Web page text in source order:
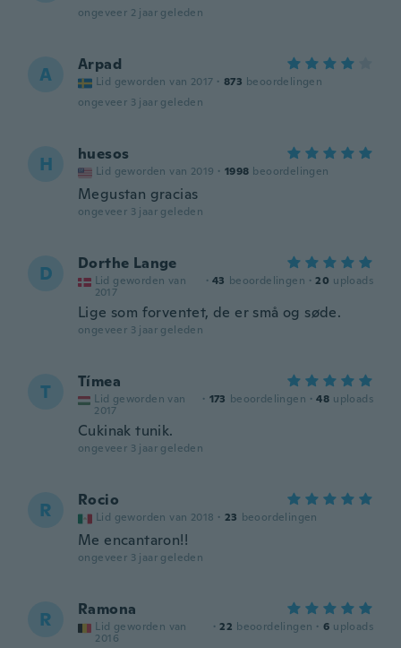
ongeveer 2 jaar geleden
A Arpad
Lid geworden van 2017 · 873 beoordelingen
ongeveer 3 jaar geleden
H huesos
Lid geworden van 2019 · 1998 beoordelingen
Megustan gracias
ongeveer 3 jaar geleden
D Dorthe Lange
Lid geworden van
2017
· 43 beoordelingen · 20 uploads
Lige som forventet, de er små og søde.
ongeveer 3 jaar geleden
T Tímea
Lid geworden van
2017
· 173 beoordelingen · 48 uploads
Cukinak tunik.
ongeveer 3 jaar geleden
R Rocio
Lid geworden van 2018 · 23 beoordelingen
Me encantaron!!
ongeveer 3 jaar geleden
R Ramona
Lid geworden van
2016
· 22 beoordelingen · 6 uploads